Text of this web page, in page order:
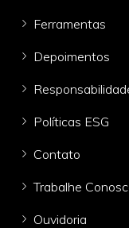
Ferramentas
Depoimentos
Políticas ESG
Contato
Trabalhe
Ouvidoria